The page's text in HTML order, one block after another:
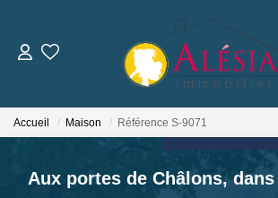
ACHETER
Accueil Maison Référence S-9071
Aux portes de Châlons,